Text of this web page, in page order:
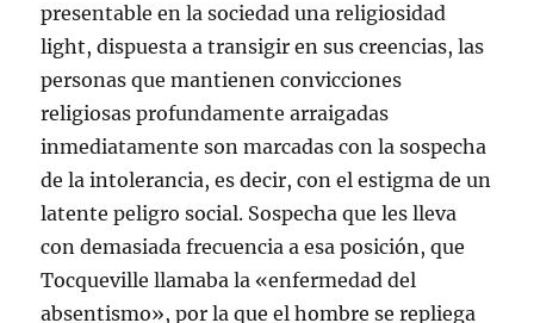
presentable en la sociedad una religiosidad
light, dispuesta a transigir en sus creencias, las
personas que mantienen convicciones
religiosas profundamente arraigadas
inmediatamente son marcadas con la sospecha
de la intolerancia, es decir, con el estigma de un
latente peligro social. Sospecha que les lleva
con demasiada frecuencia a esa posición, que
Tocqueville llamaba la «enfermedad del
absentismo», por la que el hombre se repliega